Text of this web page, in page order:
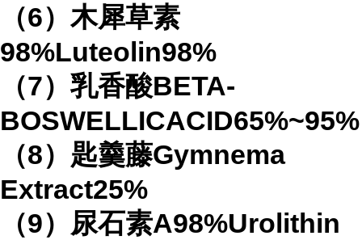
（6）木犀草素
98%Luteolin98%
（7）乳香酸BETA-
BOSWELLICACID65%~95%
（8）匙羹藤Gymnema
Extract25%
（9）尿石素A98%Urolithin